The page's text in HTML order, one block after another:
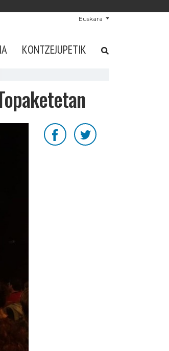
Euskara
KONTZEJUPETIK